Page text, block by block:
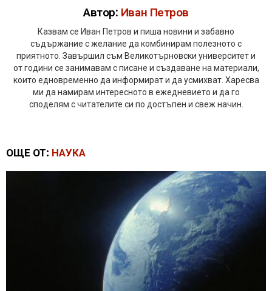
Автор: Иван Петров
Казвам се Иван Петров и пиша новини и забавно
съдържание с желание да комбинирам полезното с
приятното. Завършил съм Великотърновски университет и
от години се занимавам с писане и създаване на материали,
които едновременно да информират и да усмихват. Харесва
ми да намирам интересното в ежедневието и да го
споделям с читателите си по достъпен и свеж начин.
ОЩЕ ОТ: НАУКА